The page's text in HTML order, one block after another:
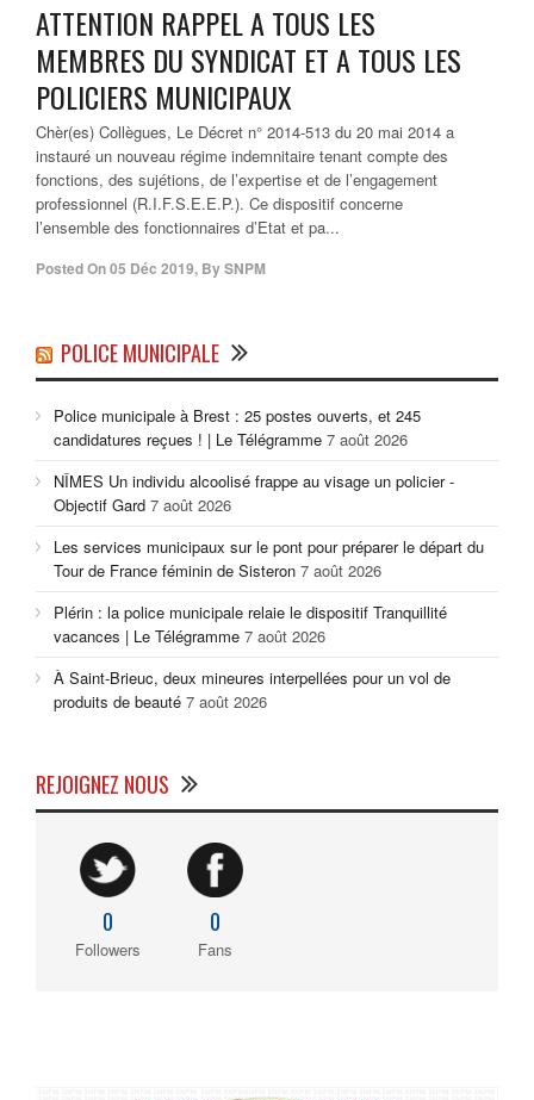
ATTENTION RAPPEL A TOUS LES
MEMBRES DU SYNDICAT ET A TOUS LES
POLICIERS MUNICIPAUX
Chèr(es) Collègues, Le Décret n° 2014-513 du 20 mai 2014 a
instauré un nouveau régime indemnitaire tenant compte des
fonctions, des sujétions, de l’expertise et de l’engagement
professionnel (R.I.F.S.E.E.P.). Ce dispositif concerne
l’ensemble des fonctionnaires d’Etat et pa...
Posted On05 Déc 2019, BySNPM
POLICE MUNICIPALE
Police municipale à Brest : 25 postes ouverts, et 245
candidatures reçues ! | Le Télégramme 7 août 2026
NÎMES Un individu alcoolisé frappe au visage un policier -
Objectif Gard 7 août 2026
Les services municipaux sur le pont pour préparer le départ du
Tour de France féminin de Sisteron 7 août 2026
Plérin : la police municipale relaie le dispositif Tranquillité
vacances | Le Télégramme 7 août 2026
À Saint-Brieuc, deux mineures interpellées pour un vol de
produits de beauté 7 août 2026
REJOIGNEZ NOUS
0
Followers
0
Fans